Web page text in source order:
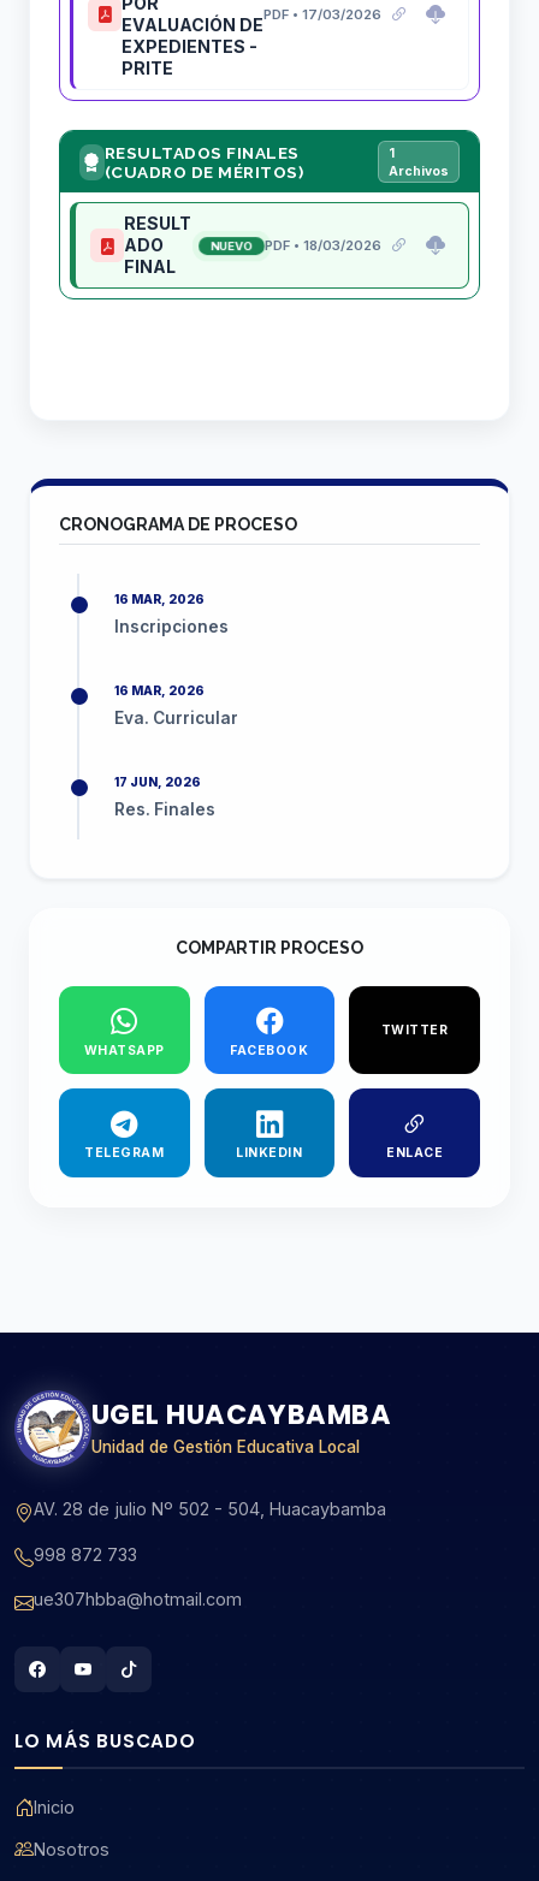
EVALUACIÓN DE
EXPEDIENTES -
PRITE
PDF • 17/03/2026
RESULTADOS FINALES
(CUADRO DE MÉRITOS)
1
Archivos
RESULT
ADO
FINAL
NUEVO PDF • 18/03/2026
CRONOGRAMA DE PROCESO
16 MAR, 2026
Inscripciones
16 MAR, 2026
Eva. Curricular
17 JUN, 2026
Res. Finales
COMPARTIR PROCESO
WHATSAPP FACEBOOK
TWITTER
TELEGRAM LINKEDIN ENLACE
UGEL HUACAYBAMBA
Unidad de Gestión Educativa Local
AV. 28 de julio Nº 502 - 504, Huacaybamba
998 872 733
ue307hbba@hotmail.com
LO MÁS BUSCADO
Inicio
Nosotros